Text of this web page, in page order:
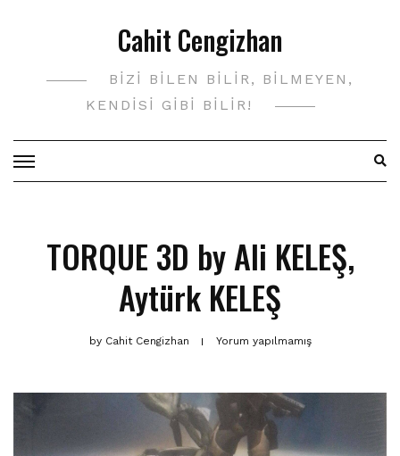
Cahit Cengizhan
BIZI BILEN BILIR, BILMEYEN,
KENDISI GIBI BILIR!
TORQUE 3D byAli KELEŞ,
Aytürk KELEŞ
byCahit Cengizhan Yorum yapılmamış